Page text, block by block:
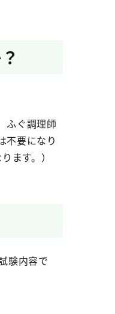
ふぐ調理師
不要になり
ます。）
験内容で